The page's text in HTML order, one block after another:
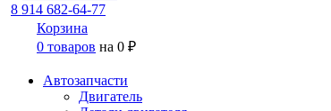
8 914 682-64-77
Корзина
0 товаров на 0 ₽
Автозапчасти
Двигатель